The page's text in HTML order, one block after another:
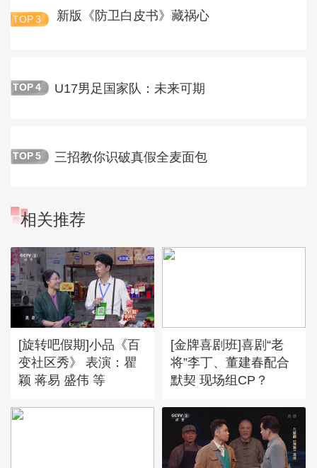
TOP 3 新版《防卫白皮书》藏祸心
TOP 4 U17男足国家队：未来可期
TOP 5 三招教你识破真假全麦面包
相关推荐
[旋转吧假期]小品《百
变社区秀》 表演：瞿
颖 蒋易 盛伟 等
[金牌喜剧班]喜剧“老
将”李丁、董建春配合
默契 现场组CP？